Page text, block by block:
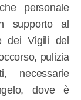
personale
supporto al
dei Vigili del
pulizia
necessarie
dove è